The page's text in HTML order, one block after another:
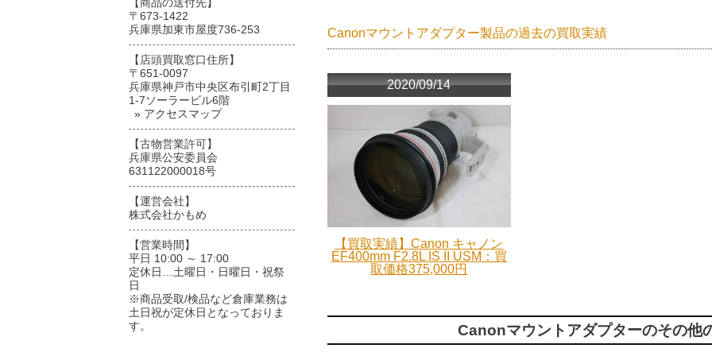
Canonマウントアダプター製品の過去の買取実績
2020/09/14
【買取実績】Canon キャノン
EF400mm F2.8L IS II USM：買
取価格375,000円
Canonマウントアダプターのその他
〒673-1422
兵庫県加東市屋度736-253
【店頭買取窓口住所】
〒651-0097
兵庫県神戸市中央区布引町2丁目
1-7ソーラービル6階
» アクセスマップ
【古物営業許可】
兵庫県公安委員会
631122000018号
【運営会社】
株式会社かもめ
【営業時間】
平日 10:00 ～ 17:00
定休日…土曜日・日曜日・祝祭
日
※商品受取/検品など倉庫業務は
土日祝が定休日となっておりま
す。